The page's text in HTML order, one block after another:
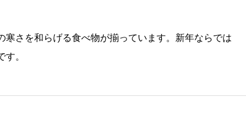
さを和らげる食べ物が揃っています。新年ならでは
。